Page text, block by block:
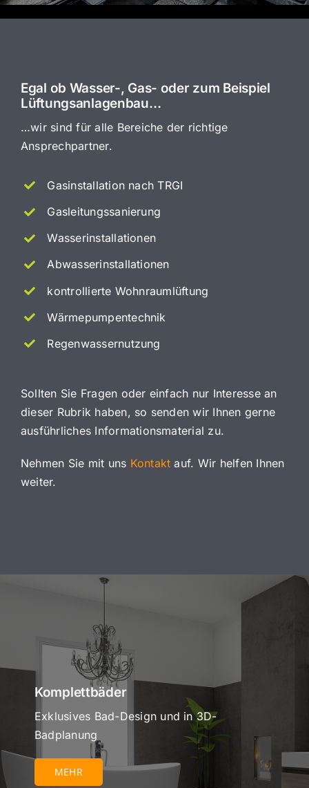
Egal ob Wasser-, Gas- oder zum Beispiel
Lüftungsanlagenbau…
…wir sind für alle Bereiche der richtige
Ansprechpartner.
Gasinstallation nach TRGI
Gasleitungssanierung
Wasserinstallationen
Abwasserinstallationen
kontrollierte Wohnraumlüftung
Wärmepumpentechnik
Regenwassernutzung
Sollten Sie Fragen oder einfach nur Interesse an
dieser Rubrik haben, so senden wir Ihnen gerne
ausführliches Informationsmaterial zu.
Nehmen Sie mit uns Kontakt auf. Wir helfen Ihnen
weiter.
Komplettbäder
Exklusives Bad-Design und in 3D-
Badplanung
MEHR